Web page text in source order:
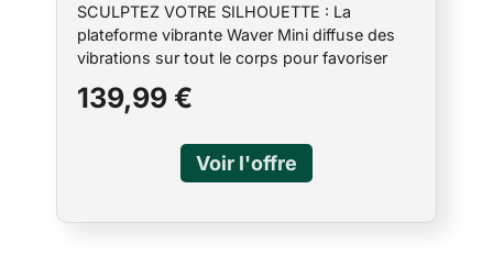
Plateforme Vibrante Corps
Entier pour Drainage
Lymphatique et Tonification,
99 Vitesses, 10 Programmes
SCULPTEZ VOTRE SILHOUETTE : La
plateforme vibrante Waver Mini diffuse des
vibrations sur tout le corps pour favoriser
force, votre équilibre et votre souplesse
COMPACT POUR LA MAISON : La LifePro
Waver Mini favorise l’activation musculaire, la
139,99 €